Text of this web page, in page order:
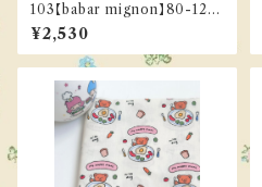
103【babar mignon】80-120
cm《ご予約／３月下旬お届け》
¥2,530